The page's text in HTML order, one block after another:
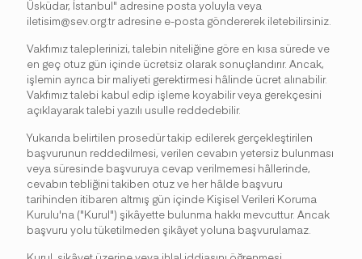
Üsküdar, İstanbul" adresine posta yoluyla veya
iletisim@sev.org.tr adresine e-posta göndererek iletebilirsiniz.
Vakfımız taleplerinizi, talebin niteliğine göre en kısa sürede ve
en geç otuz gün içinde ücretsiz olarak sonuçlandırır. Ancak,
işlemin ayrıca bir maliyeti gerektirmesi hâlinde ücret alınabilir.
Vakfımız talebi kabul edip işleme koyabilir veya gerekçesini
açıklayarak talebi yazılı usulle reddedebilir.
Yukarıda belirtilen prosedür takip edilerek gerçekleştirilen
başvurunun reddedilmesi, verilen cevabın yetersiz bulunması
veya süresinde başvuruya cevap verilmemesi hâllerinde,
cevabın tebliğini takiben otuz ve her hâlde başvuru
tarihinden itibaren altmış gün içinde Kişisel Verileri Koruma
Kurulu'na ("Kurul") şikâyette bulunma hakkı mevcuttur. Ancak
başvuru yolu tüketilmeden şikâyet yoluna başvurulamaz.